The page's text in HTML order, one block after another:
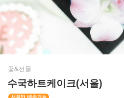
꽃&선물
수국하트케이크(서울)